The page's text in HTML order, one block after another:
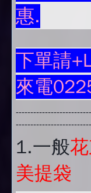
惠.
下單請
來電
1.一般
美提袋